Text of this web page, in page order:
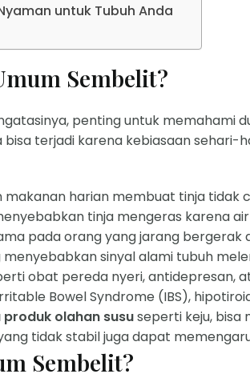
untuk Tubuh Anda
Sembelit?
penting untuk memahami
terjadi karena kebiasaan sehari-
makanan harian membuat tinja tidak
tinja mengeras karena
pada orang yang jarang bergerak
menyebabkan sinyal alami tubuh
obat pereda nyeri, antidepresan,
Bowel Syndrome (IBS),
olahan sususeperti keju, bisa
tidak stabil juga dapat
Sembelit?